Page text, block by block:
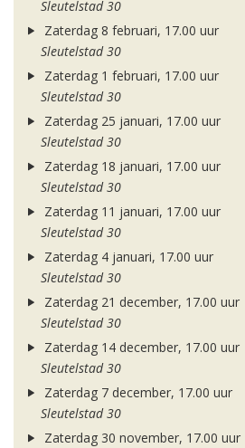
Sleutelstad 30
Zaterdag 8 februari, 17.00 uur
Sleutelstad 30
Zaterdag 1 februari, 17.00 uur
Sleutelstad 30
Zaterdag 25 januari, 17.00 uur
Sleutelstad 30
Zaterdag 18 januari, 17.00 uur
Sleutelstad 30
Zaterdag 11 januari, 17.00 uur
Sleutelstad 30
Zaterdag 4 januari, 17.00 uur
Sleutelstad 30
Zaterdag 21 december, 17.00 uur
Sleutelstad 30
Zaterdag 14 december, 17.00 uur
Sleutelstad 30
Zaterdag 7 december, 17.00 uur
Sleutelstad 30
Zaterdag 30 november, 17.00 uur